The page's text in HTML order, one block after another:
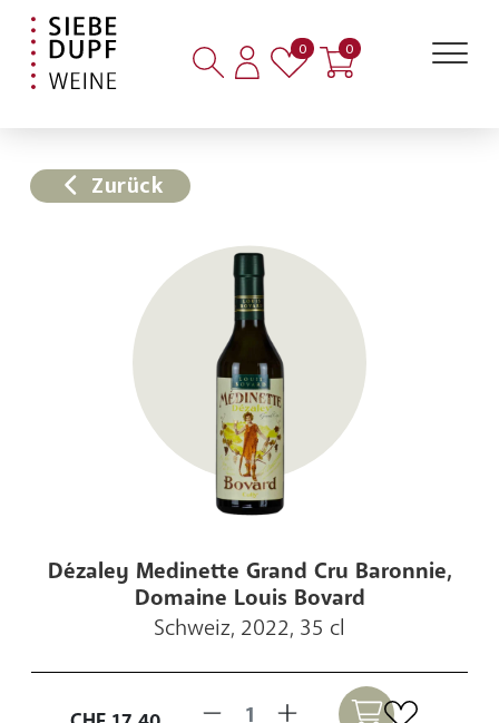
0Artikel auf der Merkliste
0Artikel im Warenkorb
Zurück
Dézaley Medinette Grand Cru Baronnie,
Domaine Louis Bovard
Schweiz, 2022, 35 cl
CHF 17.40